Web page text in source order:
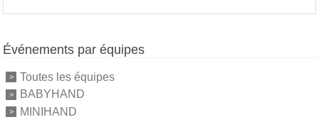
Événements par équipes
Toutes les équipes
BABYHAND
MINIHAND